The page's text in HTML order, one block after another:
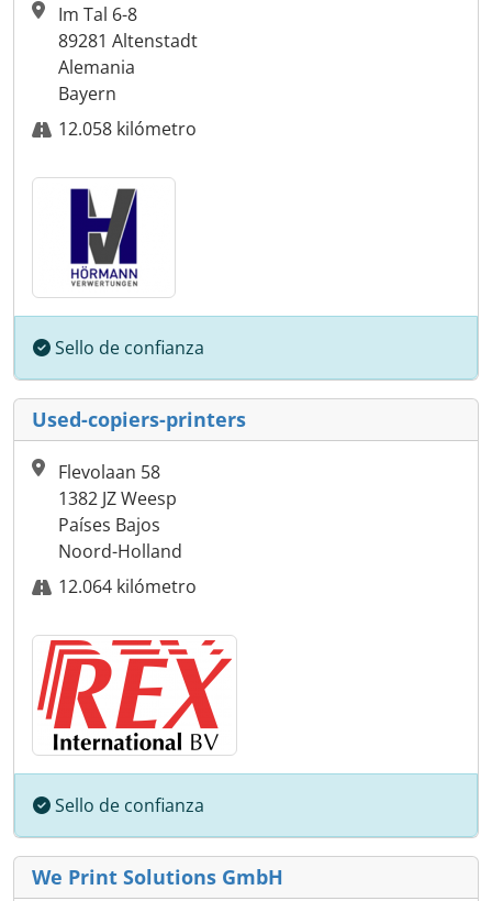
Im Tal 6-8
89281 Altenstadt
Alemania
Bayern
12.058 kilómetro
Sello de confianza
Used-copiers-printers
Flevolaan 58
1382 JZ Weesp
Países Bajos
Noord-Holland
12.064 kilómetro
Sello de confianza
We Print Solutions GmbH